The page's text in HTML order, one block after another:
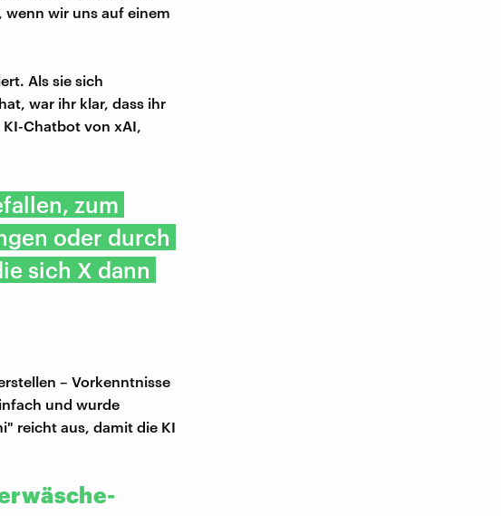
wir uns auf einem
Als sie sich
war ihr klar, dass ihr
KI-Chatbot von xAI,
zum
oder durch
sich X dann
– Vorkenntnisse
und wurde
reicht aus, damit die KI